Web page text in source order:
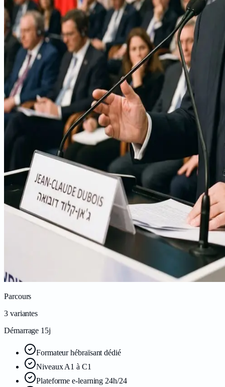
Parcours
3variantes
Démarrage 15j
Formateur hébraïsant dédié
Niveaux A1 à C1
Plateforme e-learning 24h/24